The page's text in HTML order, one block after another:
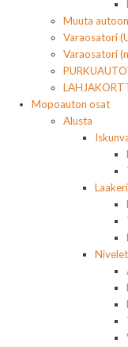
Muuta autoon
Varaosatori
Varaosatori
Mopoauton osat
Alusta